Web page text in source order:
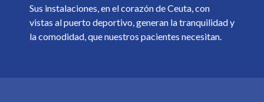
Sus instalaciones, en el corazón de Ceuta, con
vistas al puerto deportivo, generan la tranquilidad y
la comodidad, que nuestros pacientes necesitan.